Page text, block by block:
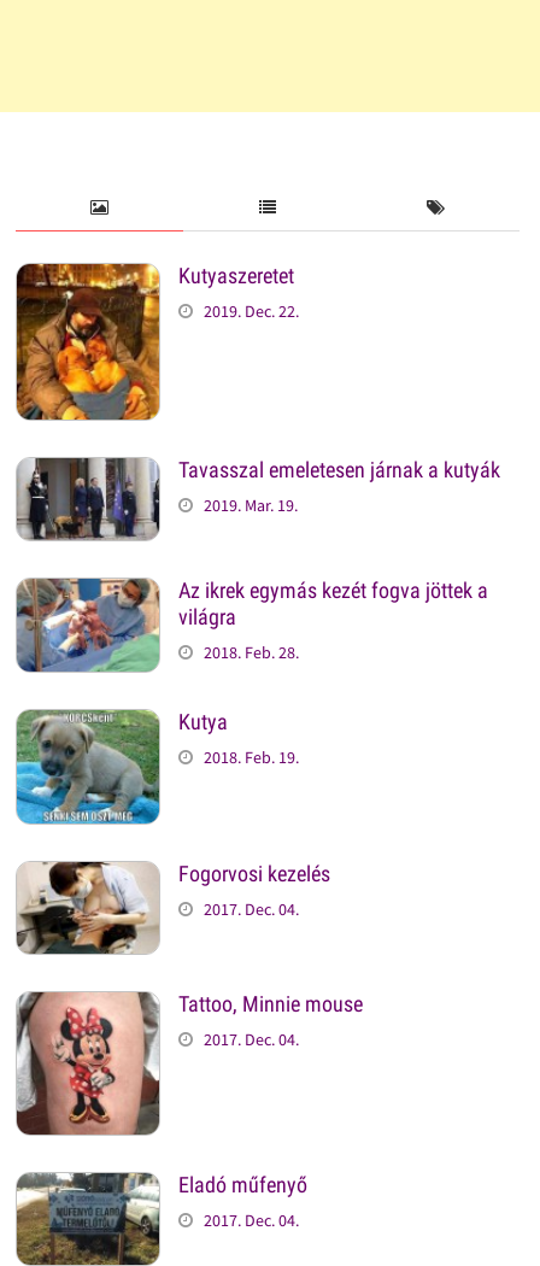
Kutyaszeretet
2019. Dec. 22.
Tavasszal emeletesen járnak a kutyák
2019. Mar. 19.
Az ikrek egymás kezét fogva jöttek a
világra
2018. Feb. 28.
Kutya
2018. Feb. 19.
Fogorvosi kezelés
2017. Dec. 04.
Tattoo, Minnie mouse
2017. Dec. 04.
Eladó műfenyő
2017. Dec. 04.